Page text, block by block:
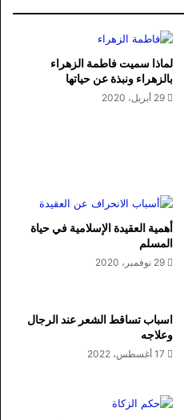
لماذا سميت فاطمة الزهراء
بالزهراء ونبذة عن حياتها
29 أبريل، 2020
أهمية العقيدة الإسلامية في حياة
المسلم
29 نوفمبر، 2020
اسباب تساقط الشعر عند الرجال
وعلاجه
17 أغسطس، 2022